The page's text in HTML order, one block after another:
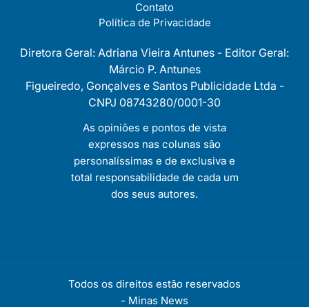
Contato
Política de Privacidade
Diretora Geral: Adriana Vieira Antunes - Editor Geral:
Márcio P. Antunes
Figueiredo, Gonçalves e Santos Publicidade Ltda -
CNPJ 08743280/0001-30
As opiniôes e pontos de vista
expressos nas colunas são
personalíssimas e de exclusiva e
total responsabilidade de cada um
dos seus autores.
Todos os direitos estão reservados
- Minas News